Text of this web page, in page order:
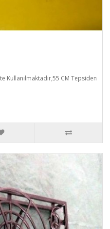
Kullanılmaktadır,55 CM Tepsiden